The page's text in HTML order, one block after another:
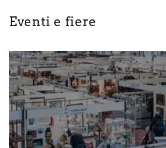
Eventi e fiere